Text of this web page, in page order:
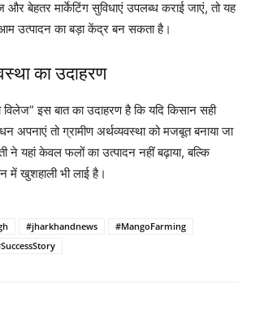
बेहतर मार्केटिंग सुविधाएं उपलब्ध कराई जाएं, तो यह
आम उत्पादन का बड़ा केंद्र बन सकता है।
का उदाहरण
विलेज” इस बात का उदाहरण है कि यदि किसान सही
तो ग्रामीण अर्थव्यवस्था को मजबूत बनाया जा
यहां केवल फलों का उत्पादन नहीं बढ़ाया, बल्कि
में खुशहाली भी लाई है।
#jharkhandnews
#MangoFarming